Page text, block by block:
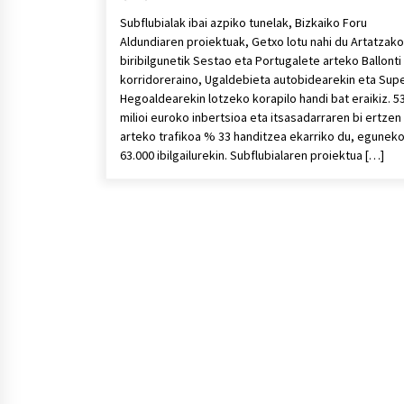
Subflubialak ibai azpiko tunelak, Bizkaiko Foru
Aldundiaren proiektuak, Getxo lotu nahi du Artatzako
biribilgunetik Sestao eta Portugalete arteko Ballonti
korridoreraino, Ugaldebieta autobidearekin eta
Hegoaldearekin lotzeko korapilo handi bat eraikiz.
milioi euroko inbertsioa eta itsasadarraren bi ertzen
arteko trafikoa % 33 handitzea ekarriko du, eguneko
63.000 ibilgailurekin. Subflubialaren proiektua […]